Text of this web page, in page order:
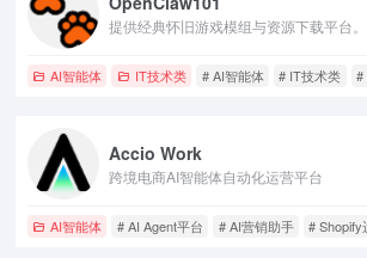
提供经典怀旧游戏模组与资源下载平台。
AI智能体 IT技术类 # AI智能体 # IT技术类 #
Accio Work
跨境电商AI智能体自动化运营平台
AI智能体 # AI Agent平台 # AI营销助手 # Shopify